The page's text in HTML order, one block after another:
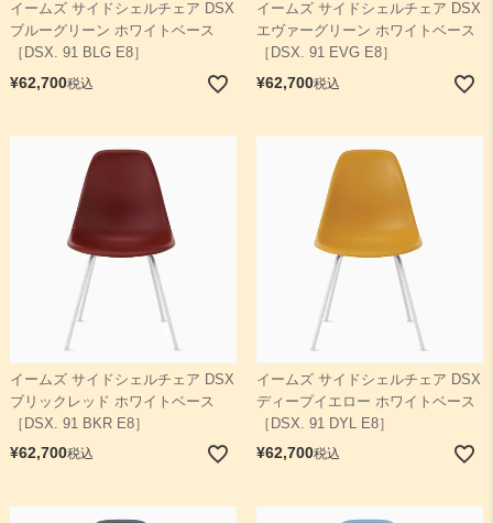
検索
イームズ サイドシェルチェア DSX
ブルーグリーン ホワイトベース
［DSX. 91 BLG E8］
¥62,700税込
イームズ サイドシェルチェア DSX
エヴァーグリーン ホワイトベース
［DSX. 91 EVG E8］
¥62,700税込
イームズ サイドシェルチェア DSX
ブリックレッド ホワイトベース
［DSX. 91 BKR E8］
¥62,700税込
イームズ サイドシェルチェア DSX
ディープイエロー ホワイトベース
［DSX. 91 DYL E8］
¥62,700税込